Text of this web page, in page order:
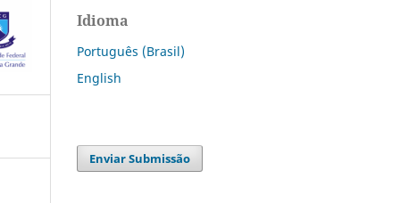
Idioma
Português (Brasil)
English
Enviar Submissão